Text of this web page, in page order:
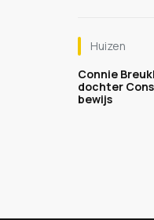
Huizen
Connie
dochter
bewijs